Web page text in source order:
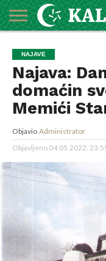
O
MEDŽLISU
DŽEMATI
IMAMI
MEKTEBSKI
CENTAR
VIJESTI
HUTBE
NAJAVE
KALENDAR
KONTAKT
NAJAVE
Najava:
domaćin
Memići
Objavio Administrator
Objavljeno 04.05.2022.